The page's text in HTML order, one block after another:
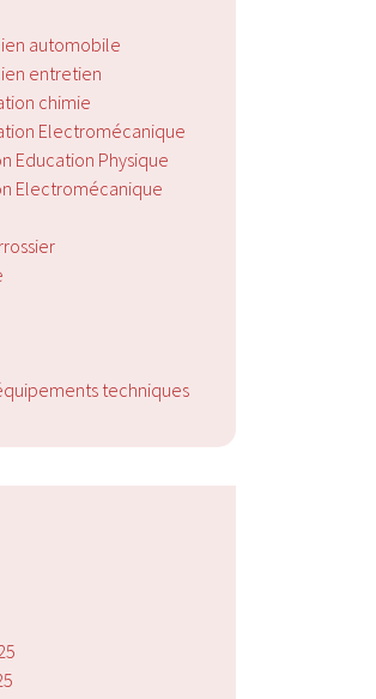
automobile
entretien
chimie
Electromécanique
Education Physique
Electromécanique
techniques